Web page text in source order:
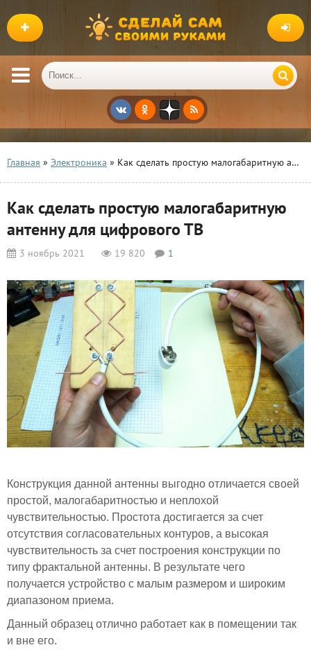
Главная » Электроника » Как сделать простую малогабаритную антенну для цифрового ТВ
Как сделать простую малогабаритную
антенну для цифрового ТВ
3 ноябрь 2021 19 820 1
Конструкция данной антенны выгодно отличается своей
простой, малогабаритностью и неплохой
чувствительностью. Простота достигается за счет
отсутствия согласовательных контуров, а высокая
чувствительность за счет построения конструкции по
типу фрактальной антенны. В результате чего
получается устройство с малым размером и широким
диапазоном приема.
Данный образец отлично работает как в помещении так
и вне его.